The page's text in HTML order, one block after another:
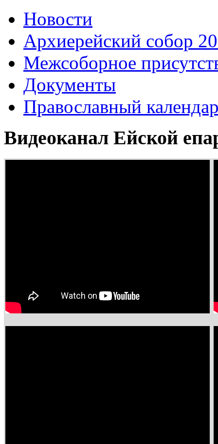
Новости
Архиерейский собор
Межсоборное
Документы
Православный
Видеоканал Ейской